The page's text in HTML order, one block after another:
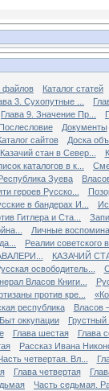
файлов
Каталог статей
3. Сухопутные ...
Глава 9. Значение Пр...
Послесловие
Документы
сайтов
Доска
Казачий стан в Север...
каталогов в к...
Республика Зуева
героев Русско...
в бандерах И...
Гитлера и Ста...
Личные
Реалии советского
КАЗАЧИЙ
освободитель...
Власов Книги...
против кре...
республика
Власов
Быт оккупации
Грустный
Глава шестая
Глава
Рассказ Ивана
четвертая. Вл...
Глава четвертая
Часть седьмая.